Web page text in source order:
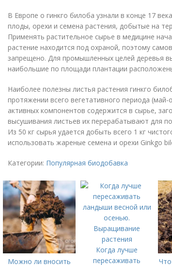
В Европе о гинкго билоба узнали в конце 17
плоды, орехи и семена растения, добытые на
Применять растительное сырье в медицине
растение находится под охраной, поэтому
запрещено. Для промышленных целей деревья
наибольшие по площади плантации
Наиболее полезны листья растения гинкго
протяжении всего вегетативного периода
активных компонентов содержится в сырье,
высушивания листьев их перерабатывают для
Из 50 кг сырья удается добыть всего 1 кг
использовать жареные семена и орехи Ginkgo
Категории: Популярная биодобавка
Можно ли вносить
Когда лучше
пересаживать